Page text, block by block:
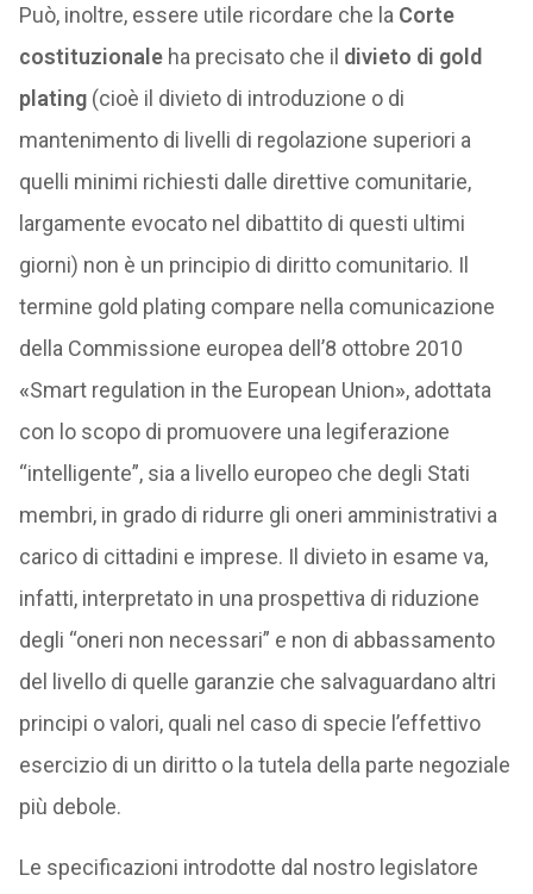
Può, inoltre, essere utile ricordare che la Corte
costituzionaleha precisato che il divieto di gold
plating(cioè il divieto di introduzione o di
mantenimento di livelli di regolazione superiori a
quelli minimi richiesti dalle direttive comunitarie,
largamente evocato nel dibattito di questi ultimi
giorni) non è un principio di diritto comunitario. Il
termine gold plating compare nella comunicazione
della Commissione europea dell’8 ottobre 2010
«Smart regulation in the European Union», adottata
con lo scopo di promuovere una legiferazione
“intelligente”, sia a livello europeo che degli Stati
membri, in grado di ridurre gli oneri amministrativi a
carico di cittadini e imprese. Il divieto in esame va,
infatti, interpretato in una prospettiva di riduzione
degli “oneri non necessari” e non di abbassamento
del livello di quelle garanzie che salvaguardano altri
principi o valori, quali nel caso di specie l’effettivo
esercizio di un diritto o la tutela della parte negoziale
più debole.
Le specificazioni introdotte dal nostro legislatore